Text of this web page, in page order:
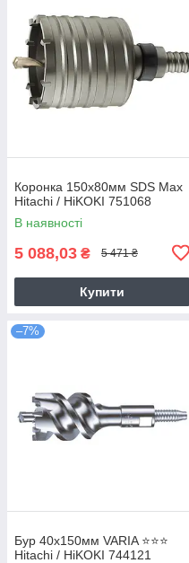
Коронка 150х80мм SDS Max
Hitachi / HiKOKI 751068
В наявності
5 088,03 ₴ 5 471 ₴
Купити
–7%
Бур 40х150мм VARIA ⭐️⭐️⭐️
Hitachi / HiKOKI 744121